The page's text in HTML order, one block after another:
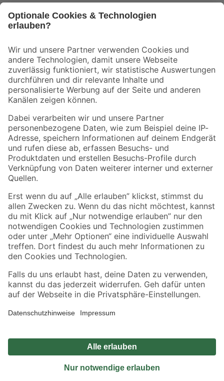
Der toom Newsletter: Keine Angebote und Aktionen mehr verpassen!
Zur Newsletter Anmeldung
Folge uns
Zahlungsarten Versandarten
Sicher einkaufen
Jetzt die toom-App herunterladen
Alle Preisangaben in EUR inkl. gesetzl. MwSt.. Die dargestellten Angebote sind unter
Umständen nicht in allen Märkten verfügbar. Die angegebenen Verfügbarkeiten beziehen
Produkte nur solange der Vorrat reicht.
*Paketversand ab 59 € versandkostenfrei, gilt nicht für Artikel mit Speditionsversand, hier
Privatsphäre Impressum
Nutzungsbedingungen
Widerrufsrecht
Vertrag widerrufen